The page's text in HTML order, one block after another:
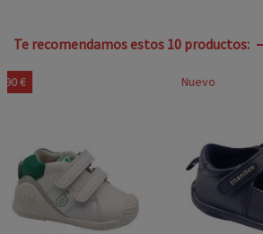
Te recomendamos estos 10 productos: